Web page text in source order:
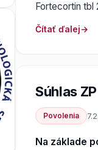
Fortecortin
Čítať ďalej
Súhlas
Povolenia
Na základe